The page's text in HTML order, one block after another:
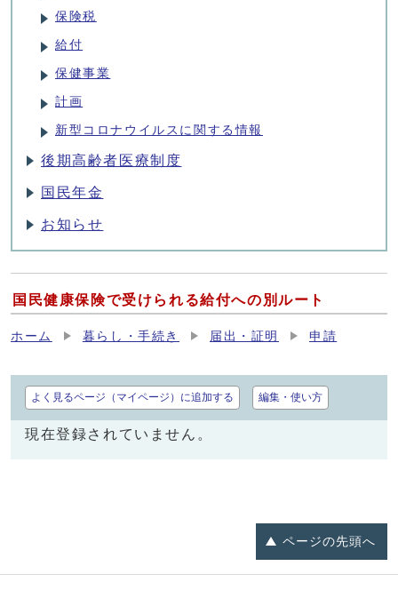
保険税
給付
保健事業
計画
新型コロナウイルスに関する情報
後期高齢者医療制度
国民年金
お知らせ
国民健康保険で受けられる給付への別ルート
ホーム 暮らし・手続き 届出・証明 申請
よく見るページ（マイページ）に追加する 編集・使い方
現在登録されていません。
ページの先頭へ